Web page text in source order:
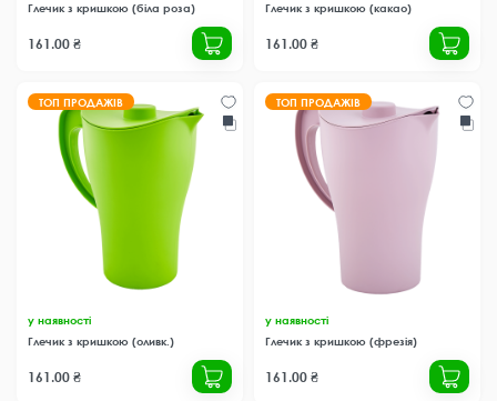
Глечик з кришкою (біла роза)
161.00 ₴
Глечик з кришкою (какао)
161.00 ₴
ТОП ПРОДАЖІВ
у наявності
Глечик з кришкою (оливк.)
161.00 ₴
ТОП ПРОДАЖІВ
у наявності
Глечик з кришкою (фрезія)
161.00 ₴